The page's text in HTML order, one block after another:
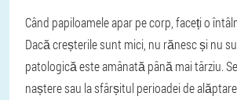
Când papiloamele apar pe corp, faceți o
Dacă creșterile sunt mici, nu rănesc și nu
patologică este amânată până mai târziu.
naștere sau la sfârșitul perioadei de